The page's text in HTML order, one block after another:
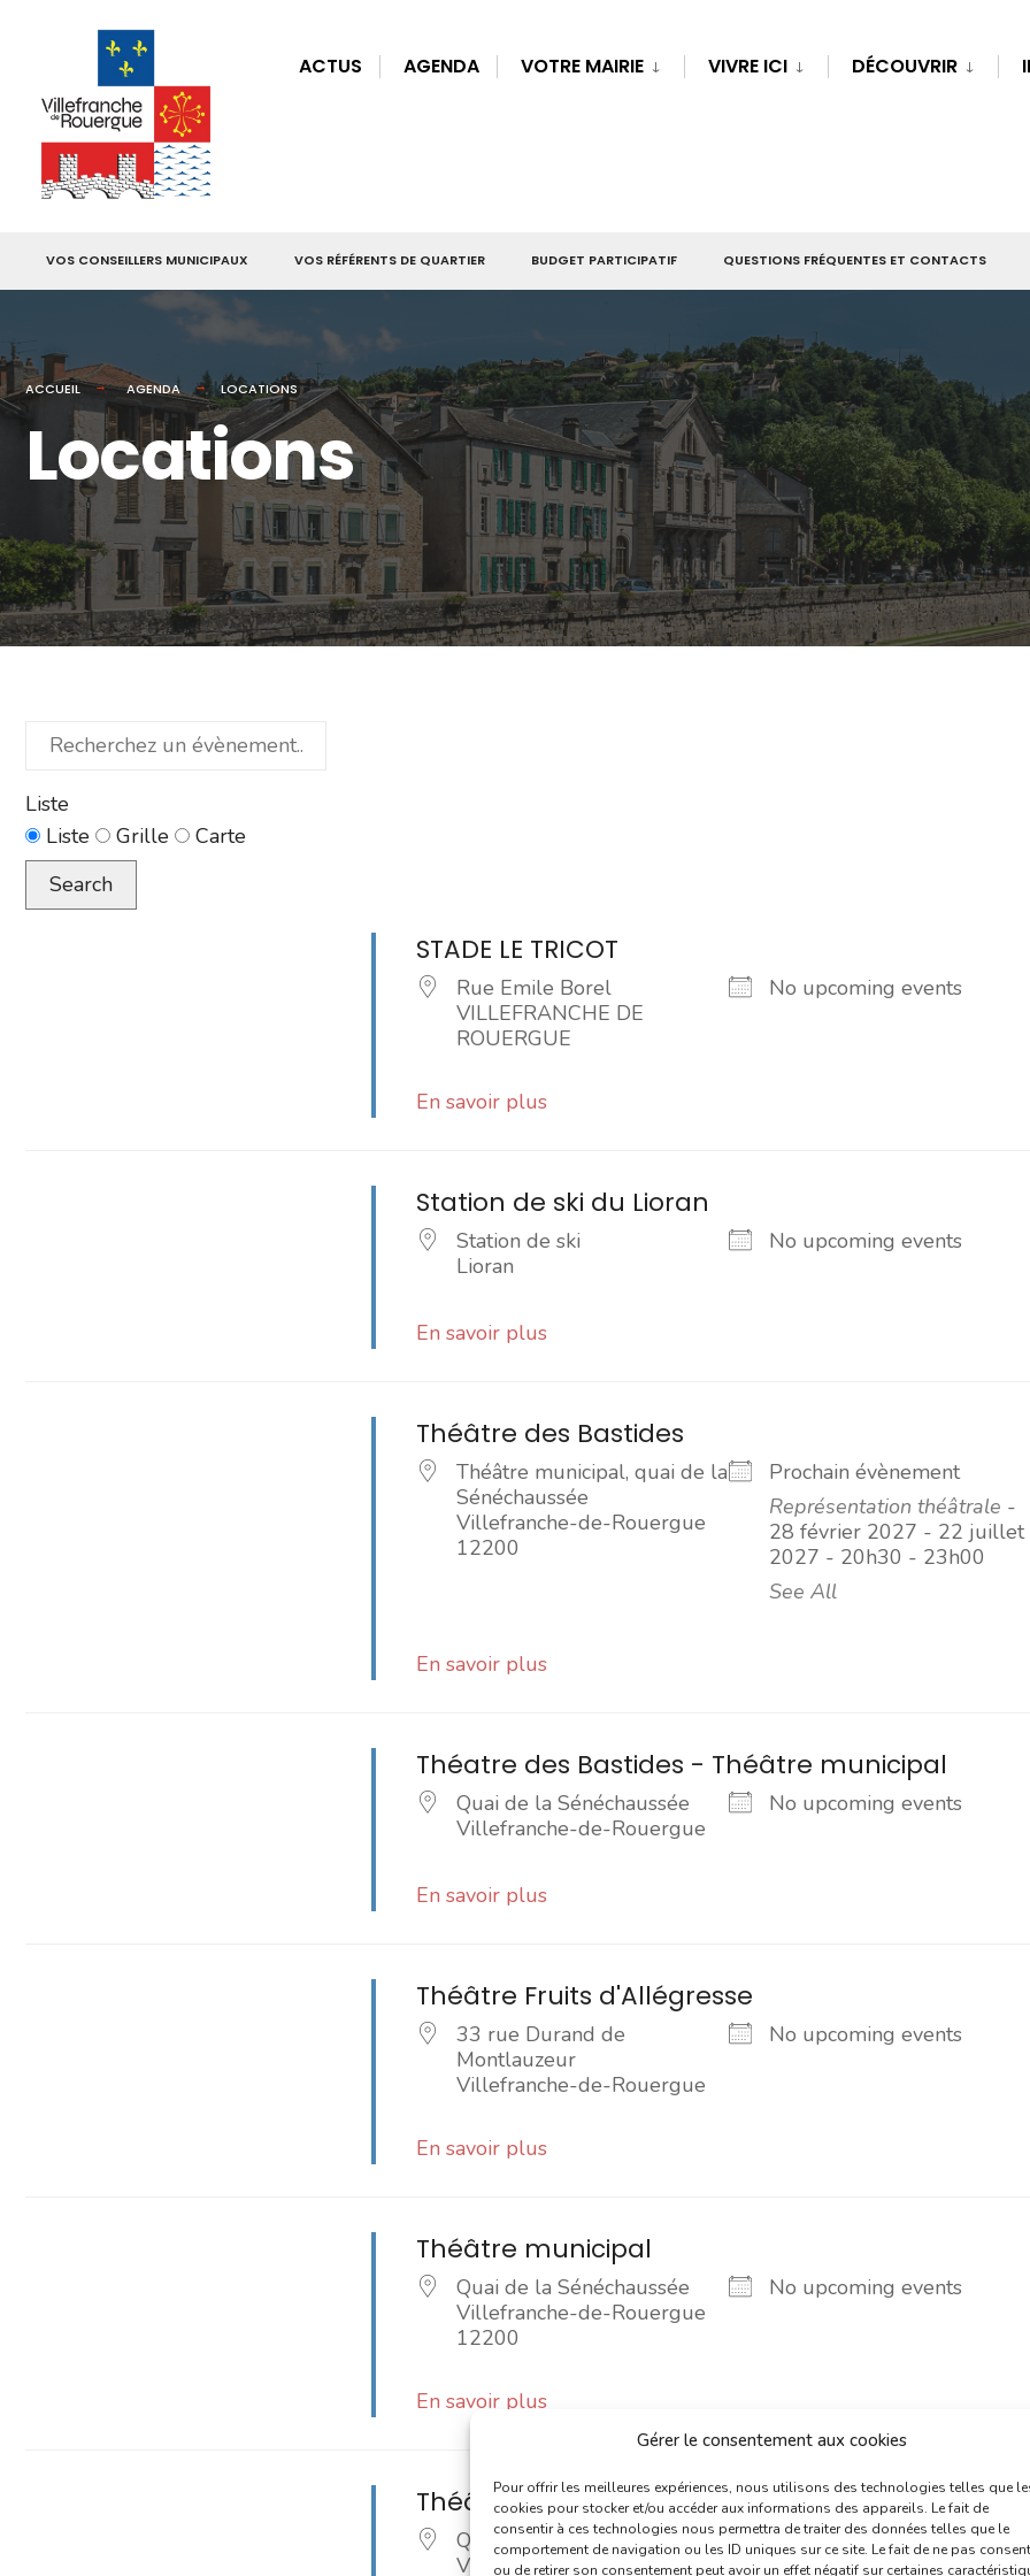
Gérer le consentement aux cookies
Pour offrir les meilleures expériences, nous utilisons des technologies telles que
cookies pour stocker et/ou accéder aux informations des appareils. Le fait de
consentir à ces technologies nous permettra de traiter des données telles que le
comportement de navigation ou les ID uniques sur ce site. Le fait de ne pas
ou de retirer son consentement peut avoir un effet négatif sur certaines
ACTUS AGENDA VOTRE MAIRIE VIVRE ICI DÉCOUVRIR
VOS CONSEILLERS MUNICIPAUX VOS RÉFÉRENTS DE QUARTIER BUDGET PARTICIPATIF QUESTIONS FRÉQUENTES ET CONTACTS
ACCUEIL AGENDA LOCATIONS
Locations
Recherchez
évènement...
Liste
Type
d’affichage
des
Liste Grille
Carte
Search
STADE LE TRICOT
Rue Emile Borel
VILLEFRANCHE DE
ROUERGUE
No upcoming events
En savoir plus
Station de ski du Lioran
Station de ski
Lioran
No upcoming events
En savoir plus
Théâtre des Bastides
Théâtre municipal, quai de la
Sénéchaussée
Villefranche-de-Rouergue
12200
Prochain évènement
Représentation théâtrale -
28 février 2027 - 22 juillet
2027 - 20h30 - 23h00
See All
En savoir plus
Théatre des Bastides - Théâtre municipal
Quai de la Sénéchaussée
Villefranche-de-Rouergue
No upcoming events
En savoir plus
Théâtre Fruits d'Allégresse
33 rue Durand de
Montlauzeur
Villefranche-de-Rouergue
No upcoming events
En savoir plus
Théâtre municipal
Quai de la Sénéchaussée
Villefranche-de-Rouergue
12200
No upcoming events
En savoir plus
Théâtre Municipal
Quai de la Sénéchaussée
VILLEFRANCHE DE
No upcoming events